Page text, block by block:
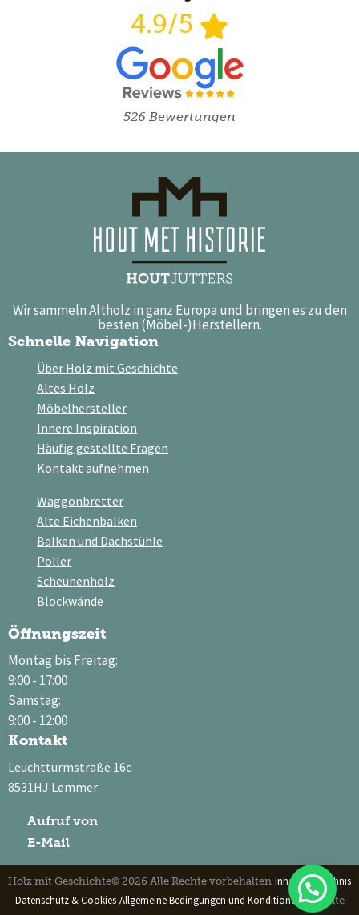
4.9/5
526 Bewertungen
Wir sammeln Altholz in ganz Europa und bringen es zu den
besten (Möbel-)Herstellern.
Schnelle Navigation
Über Holz mit Geschichte
Altes Holz
Möbelhersteller
Innere Inspiration
Häufig gestellte Fragen
Kontakt aufnehmen
Waggonbretter
Alte Eichenbalken
Balken und Dachstühle
Poller
Scheunenholz
Blockwände
Öffnungszeit
Montag bis Freitag:
9:00 - 17:00
Samstag:
9:00 - 12:00
Kontakt
Leuchtturmstraße 16c
8531HJ Lemmer
Aufruf von
E-Mail
Holz mit Geschichte© 2026 Alle Rechte vorbehalten Inhaltsverzeichnis
Datenschutz & Cookies Allgemeine Bedingungen und Konditionen Website